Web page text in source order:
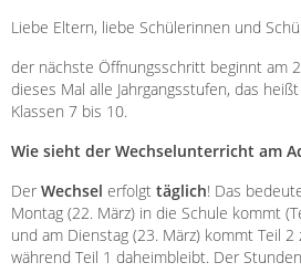
Liebe Eltern, liebe Schülerinnen und
der nächste Öffnungsschritt beginnt am
dieses Mal alle Jahrgangsstufen, das
Klassen 7 bis 10.
Wie sieht der Wechselunterricht am
Der Wechsel erfolgt täglich! Das
Montag (22. März) in die Schule kommt
und am Dienstag (23. März) kommt Teil
während Teil 1 daheimbleibt. Der